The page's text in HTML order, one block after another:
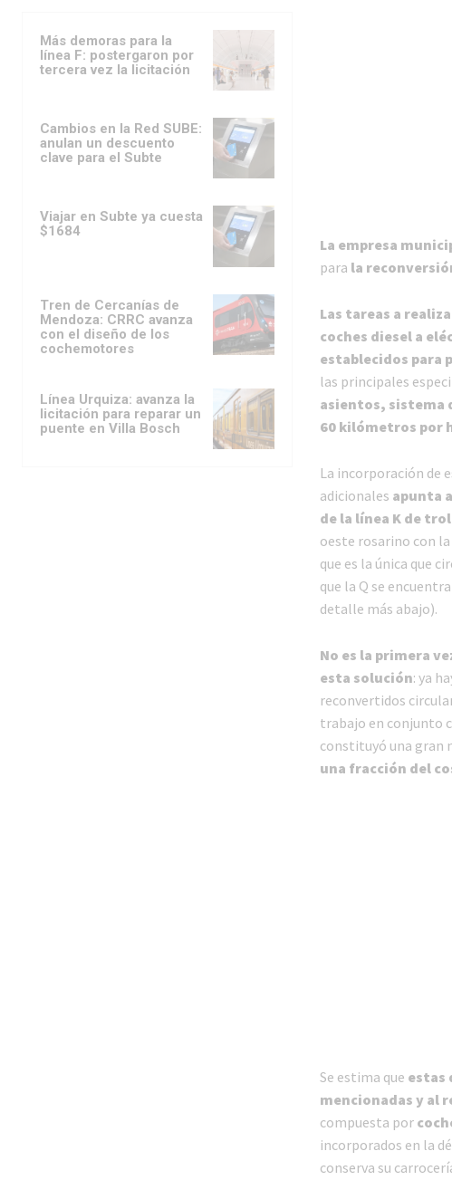
Más demoras para la
línea F: postergaron por
tercera vez la licitación
Cambios en la Red SUBE:
anulan un descuento
clave para el Subte
Viajar en Subte ya cuesta
$1684
Tren de Cercanías de
Mendoza: CRRC avanza
con el diseño de los
cochemotores
Línea Urquiza: avanza la
licitación para reparar un
puente en Villa Bosch
La empresa
para la
Las tareas a
coches diesel a
establecidos para
las principales
asientos, sistema
60 kilómetros por
La incorporación de
adicionales apunta
de la línea K de
oeste rosarino con
que es la única que
que la Q se
detalle más abajo).
No es la primera
esta solución: ya
reconvertidos
trabajo en conjunto
constituyó una gran
una fracción del
Se estima que estas
mencionadas y al
compuesta por
incorporados en la
conserva su